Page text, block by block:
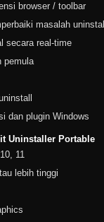
browser / toolbar
masalah uninstall
secara real-time
pemula
dan plugin Windows
Uninstaller Portable
11
lebih tinggi